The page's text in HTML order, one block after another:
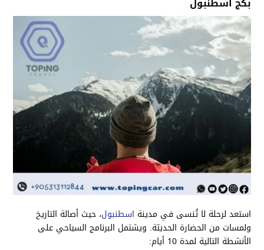
استعد لرحلة لا تُنسى في مدينة اسطنبول، حيث أصالة التاريخ
ولمسات من الحضارة الحديثة. ويشتمل البرنامج السياحي على
الأنشطة التالية لمدة 10 أيام: